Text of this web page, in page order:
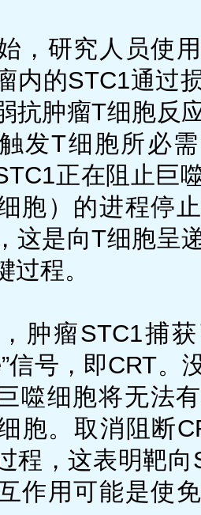
，研究人员使
内的STC1通过
抗肿瘤T细胞反
发T细胞所必
正在阻止巨
胞）的进程停
这是向T细胞呈
过程。
肿瘤STC1捕
信号，即CRT。
噬细胞将无法
胞。取消阻断
程，这表明靶向
作用可能是使